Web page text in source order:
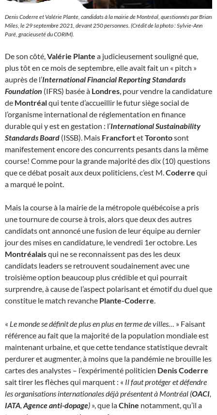
Denis Coderre et Valérie Plante, candidats à la mairie de Montréal, questionnés par Brian
Miles, le 29 septembre 2021, devant 250 personnes. (Crédit de la photo : Sylvie-Ann
Paré, gracieuseté du CORIM).
De son côté,Valérie Plante a judicieusement souligné que,
plus tôt en ce mois de septembre, elle avait fait un « pitch »
auprès de l’International Financial Reporting Standards
Foundation (IFRS) basée à Londres, pour vendre la candidature
de Montréalqui tente d’accueillir le futur siège social de
l’organisme international de réglementation en finance
durable qui y est en gestation : l’International Sustainability
Standards Board (ISSB). Mais FrancfortetTorontosont
manifestement encore des concurrents pesants dans la même
course! Comme pour la grande majorité des dix (10) questions
que ce débat posait aux deux politiciens, c’est M.Coderre qui
a marqué le point.
Mais la course à la mairie de la métropole québécoise a pris
une tournure de course à trois, alors que deux des autres
candidats ont annoncé une fusion de leur équipe au dernier
jour des mises en candidature, le vendredi 1er octobre. Les
Montréalaisqui ne se reconnaissent pas des les deux
candidats leaders se retrouvent soudainement avec une
troisième option beaucoup plus crédible et qui pourrait
surprendre, à cause de l’aspect polarisant et émotif du duel que
constitue le match revanche Plante-Coderre.
« Le monde se définit de plus en plus en terme de villes… » Faisant
référence au fait que la majorité de la population mondiale est
maintenant urbaine, et que cette tendance statistique devrait
perdurer et augmenter, à moins que la pandémie ne brouille les
cartes des analystes – l’expérimenté politicien Denis Coderre
sait tirer les flèches qui marquent : « Il faut protéger et défendre
les organisations internationales déjà présentent à Montréal (OACI,
IATA, Agence anti-dopage) », que laChine notamment, qu’il a